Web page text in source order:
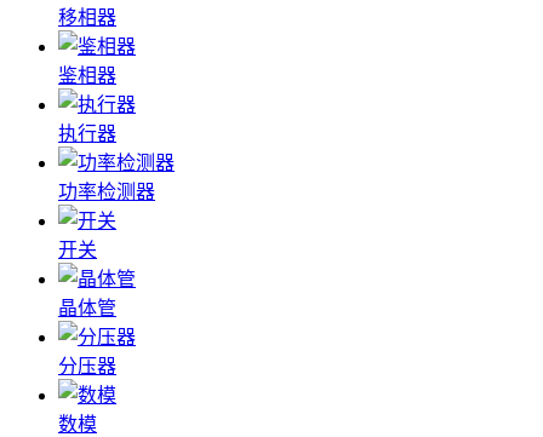
移相器
鉴相器
执行器
功率检测器
开关
晶体管
分压器
数模